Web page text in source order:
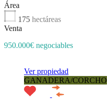
Área
175 hectáreas
Venta
950.000€ negociables
Ver propiedad
GANADERA/CORCHO